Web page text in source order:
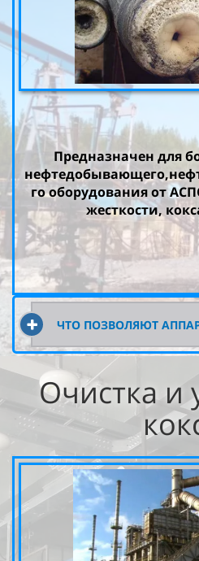
Предназначен для
го оборудования от
жесткости,
ЧТО ПОЗВОЛЯЮТ
Очистка и